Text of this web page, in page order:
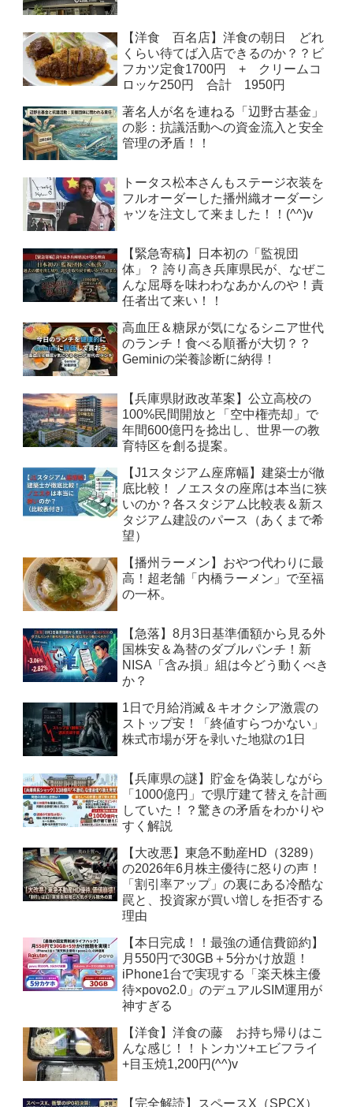
【洋食 百名店】洋食の朝日 どれ
くらい待てば入店できるのか？？ビ
フカツ定食1700円 + クリームコ
ロッケ250円 合計 1950円
著名人が名を連ねる「辺野古基金」
の影：抗議活動への資金流入と安全
管理の矛盾！！
トータス松本さんもステージ衣装を
フルオーダーした播州織オーダーシ
ャツを注文して来ました！！(^^)v
【緊急寄稿】日本初の「監視団
体」？ 誇り高き兵庫県民が、なぜこ
んな屈辱を味わわなあかんのや！責
任者出て来い！！
高血圧＆糖尿が気になるシニア世代
のランチ！食べる順番が大切？？
Geminiの栄養診断に納得！
【兵庫県財政改革案】公立高校の
100%民間開放と「空中権売却」で
年間600億円を捻出し、世界一の教
育特区を創る提案。
【J1スタジアム座席幅】建築士が徹
底比較！ ノエスタの座席は本当に狭
いのか？各スタジアム比較表＆新ス
タジアム建設のパース（あくまで希
望）
【播州ラーメン】おやつ代わりに最
高！超老舗「内橋ラーメン」で至福
の一杯。
【急落】8月3日基準価額から見る外
国株安＆為替のダブルパンチ！新
NISA「含み損」組は今どう動くべき
か？
1日で月給消滅＆キオクシア激震の
ストップ安！「終値すらつかない」
株式市場が牙を剥いた地獄の1日
【兵庫県の謎】貯金を偽装しながら
「1000億円」で県庁建て替えを計画
していた！？驚きの矛盾をわかりや
すく解説
【大改悪】東急不動産HD（3289）
の2026年6月株主優待に怒りの声！
「割引率アップ」の裏にある冷酷な
罠と、投資家が買い増しを拒否する
理由
【本日完成！！最強の通信費節約】
月550円で30GB＋5分かけ放題！
iPhone1台で実現する「楽天株主優
待×povo2.0」のデュアルSIM運用が
神すぎる
【洋食】洋食の藤 お持ち帰りはこ
んな感じ！！トンカツ+エビフライ
+目玉焼1,200円(^^)v
【完全解読】スペースX（SPCX）